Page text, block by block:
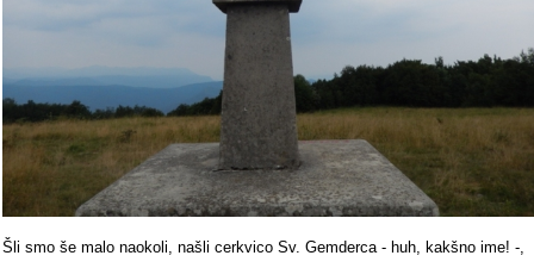
Šli smo še malo naokoli, našli cerkvico Sv. Gemderca - huh, kakšno ime! -,